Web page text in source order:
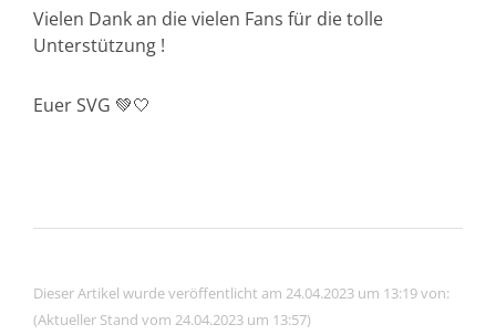
Vielen Dank an die vielen Fans für die tolle
Unterstützung !
Euer SVG 💚🤍
Dieser Artikel wurde veröffentlicht am 24.04.2023 um 13:19 von:
(Aktueller Stand vom 24.04.2023 um 13:57)